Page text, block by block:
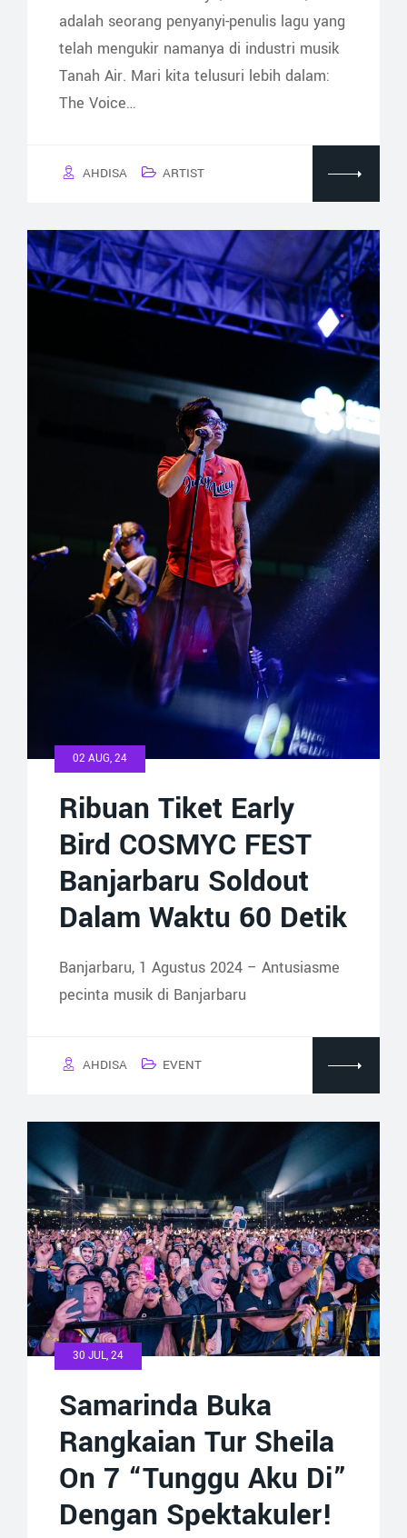
adalah seorang penyanyi-penulis lagu yang
telah mengukir namanya di industri musik
Tanah Air. Mari kita telusuri lebih dalam:
The Voice…
AHDISA ARTIST
02 AUG, 24
Ribuan Tiket Early
Bird COSMYC FEST
Banjarbaru Soldout
Dalam Waktu 60 Detik
Banjarbaru, 1 Agustus 2024 – Antusiasme
pecinta musik di Banjarbaru
AHDISA EVENT
30 JUL, 24
Samarinda Buka
Rangkaian Tur Sheila
On 7 “Tunggu Aku Di”
Dengan Spektakuler!